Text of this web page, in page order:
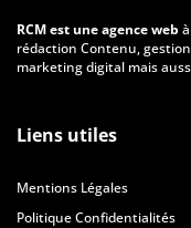
RCM est une agence web
rédaction Contenu,
marketing digital mais
Liens utiles
Mentions Légales
Politique Confidentialités